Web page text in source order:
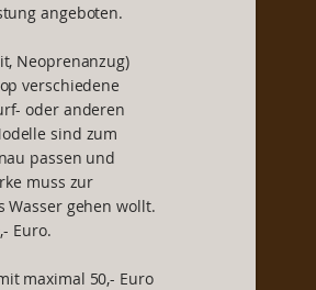
angeboten.
Neoprenanzug)
verschiedene
oder anderen
sind zum
passen und
muss zur
Wasser gehen wollt.
Euro.
maximal 50,- Euro